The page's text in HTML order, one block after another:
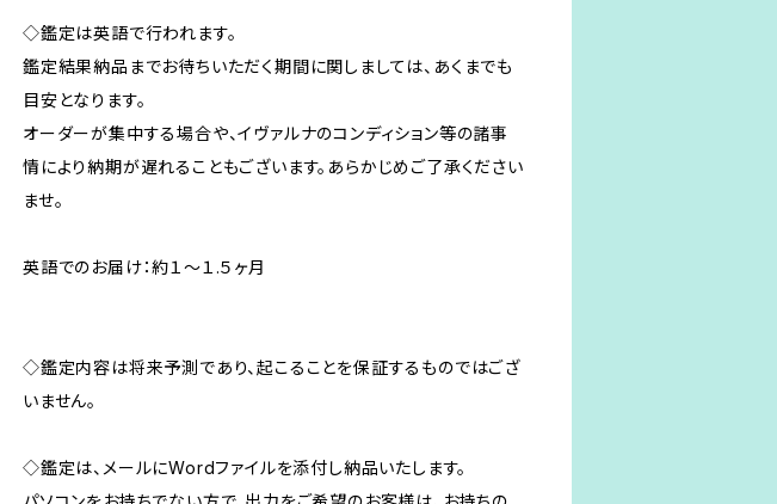
◇鑑定は英語で行われます。
鑑定結果納品までお待ちいただく期間に関しましては、あくまでも
目安となります。
オーダーが集中する場合や、イヴァルナのコンディション等の諸事
情により納期が遅れることもございます。あらかじめご了承ください
ませ。
英語でのお届け：約１〜１.５ヶ月
◇鑑定内容は将来予測であり、起こることを保証するものではござ
いません。
◇鑑定は、メールにWordファイルを添付し納品いたします。